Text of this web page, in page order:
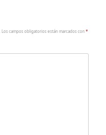
Los campos obligatorios están marcados con*